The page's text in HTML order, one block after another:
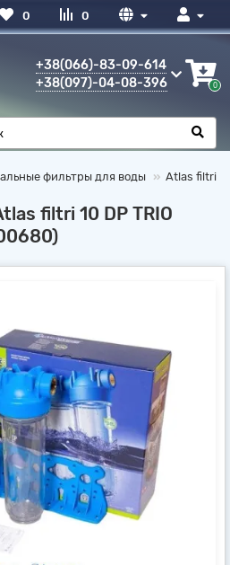
0
0
+38(066)-83-09-614
+38(097)-04-08-396
0
фильтры для воды Atlas filtri
filtri 10 DP TRIO